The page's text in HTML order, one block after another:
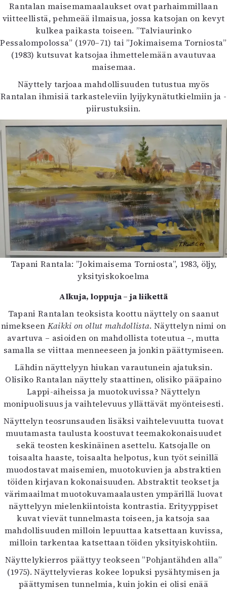
Rantalan maisemamaalaukset ovat parhaimmillaan
viitteellistä, pehmeää ilmaisua, jossa katsojan on kevyt
kulkea paikasta toiseen. ”Talviaurinko
Pessalompolossa” (1970–71) tai ”Jokimaisema Torniosta”
(1983) kutsuvat katsojaa ihmettelemään avautuvaa
maisemaa.
Näyttely tarjoaa mahdollisuuden tutustua myös
Rantalan ihmisiä tarkasteleviin lyijykynätutkielmiin ja -
piirustuksiin.
Tapani Rantala: ”Jokimaisema Torniosta”, 1983, öljy,
yksityiskokoelma
Alkuja, loppuja – ja liikettä
Tapani Rantalan teoksista koottu näyttely on saanut
nimekseen Kaikki on ollut mahdollista. Näyttelyn nimi on
avartuva – asioiden on mahdollista toteutua –, mutta
samalla se viittaa menneeseen ja jonkin päättymiseen.
Lähdin näyttelyyn hiukan varautunein ajatuksin.
Olisiko Rantalan näyttely staattinen, olisiko pääpaino
Lappi-aiheissa ja muotokuvissa? Näyttelyn
monipuolisuus ja vaihtelevuus yllättävät myönteisesti.
Näyttelyn teosrunsauden lisäksi vaihtelevuutta tuovat
muutamasta taulusta koostuvat teemakokonaisuudet
sekä teosten keskinäinen asettelu. Katsojalle on
toisaalta haaste, toisaalta helpotus, kun työt seinillä
muodostavat maisemien, muotokuvien ja abstraktien
töiden kirjavan kokonaisuuden. Abstraktit teokset ja
värimaailmat muotokuvamaalausten ympärillä luovat
näyttelyyn mielenkiintoista kontrastia. Erityyppiset
kuvat vievät tunnelmasta toiseen, ja katsoja saa
mahdollisuuden milloin lepuuttaa katsettaan kuvissa,
milloin tarkentaa katsettaan töiden yksityiskohtiin.
Näyttelykierros päättyy teokseen ”Pohjantähden alla”
(1975). Näyttelyvieras kokee lopuksi pysähtymisen ja
päättymisen tunnelmia, kuin jokin ei olisi enää